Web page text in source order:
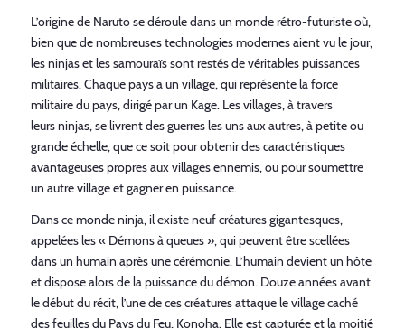
L’origine de Narutose déroule dans un monde rétro-futuriste où,
bien que de nombreuses technologies modernes aient vu le jour,
les ninjas et les samouraïs sont restés de véritables puissances
militaires. Chaque pays a un village, qui représente la force
militaire du pays, dirigé par un Kage. Les villages, à travers
leurs ninjas, se livrent des guerres les uns aux autres, à petite ou
grande échelle, que ce soit pour obtenir des caractéristiques
avantageuses propres aux villages ennemis, ou pour soumettre
un autre village et gagner en puissance.
Dans ce monde ninja, il existe neuf créatures gigantesques,
appelées les « Démons à queues », qui peuvent être scellées
dans un humain après une cérémonie. L’humain devient un hôte
et dispose alors de la puissance du démon. Douze années avant
le début du récit, l’une de ces créatures attaque le village caché
des feuilles du Pays du Feu, Konoha. Elle est capturée et la moitié